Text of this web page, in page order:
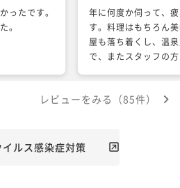
ったです。
。
年に何度か伺って、
す。料理はもちろん
屋も落ち着くし、温
で、またスタッフの
レビューをみる（85件）
ルス感染症対策